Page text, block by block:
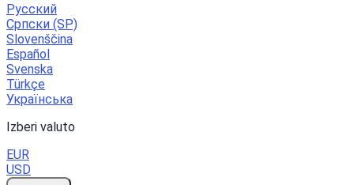
Русский
Српски (SP)
Slovenščina
Español
Svenska
Türkçe
Українська
Izberi valuto
EUR
USD